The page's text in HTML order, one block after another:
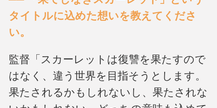
タイトルに込めた想いを教えてくださ
い。
監督「スカーレットは復讐を果たすので
はなく、違う世界を目指そうとします。
果たされるかもしれないし、果たされな